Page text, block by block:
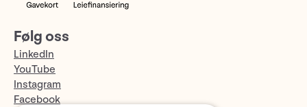
Følg oss
LinkedIn
YouTube
Instagram
Facebook